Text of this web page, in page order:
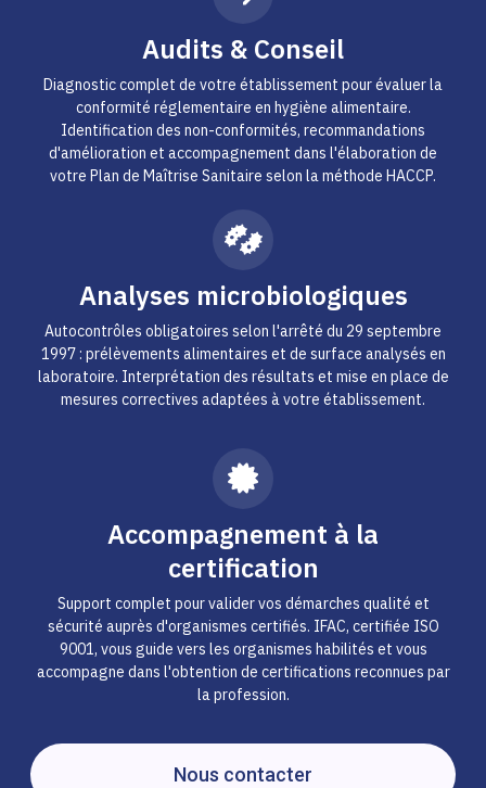
Audits & Conseil
Diagnostic complet de votre établissement pour évaluer la
conformité réglementaire en hygiène alimentaire.
Identification des non-conformités, recommandations
d'amélioration et accompagnement dans l'élaboration de
votre Plan de Maîtrise Sanitaire selon la méthode HACCP.
Analyses microbiologiques
Autocontrôles obligatoires selon l'arrêté du 29 septembre
1997 : prélèvements alimentaires et de surface analysés en
laboratoire. Interprétation des résultats et mise en place de
mesures correctives adaptées à votre établissement.
Accompagnement à la
certification
Support complet pour valider vos démarches qualité et
sécurité auprès d'organismes certifiés. IFAC, certifiée ISO
9001, vous guide vers les organismes habilités et vous
accompagne dans l'obtention de certifications reconnues par
la profession.
Nous contacter